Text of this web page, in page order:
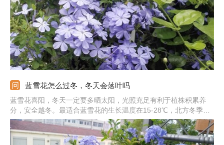
蓝雪花怎么过冬，冬天会落叶吗
蓝雪花喜阳，冬天一定要多晒太阳，光照充足有利于植株积累养
分，安全越冬。最适合蓝雪花的生长温度在15-28℃，北方冬季一
定要将蓝雪搬到室内，以免植株冻伤。平时等土接近干透再浇水，
可以拎着花盆的重量，感觉明显变轻浇透水。冬季温度低，千万别
施肥，以免造成肥伤。